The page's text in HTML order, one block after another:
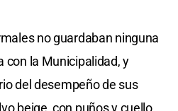
no guardaban ninguna
con la Municipalidad, y
del desempeño de sus
beige, con puños y cuello